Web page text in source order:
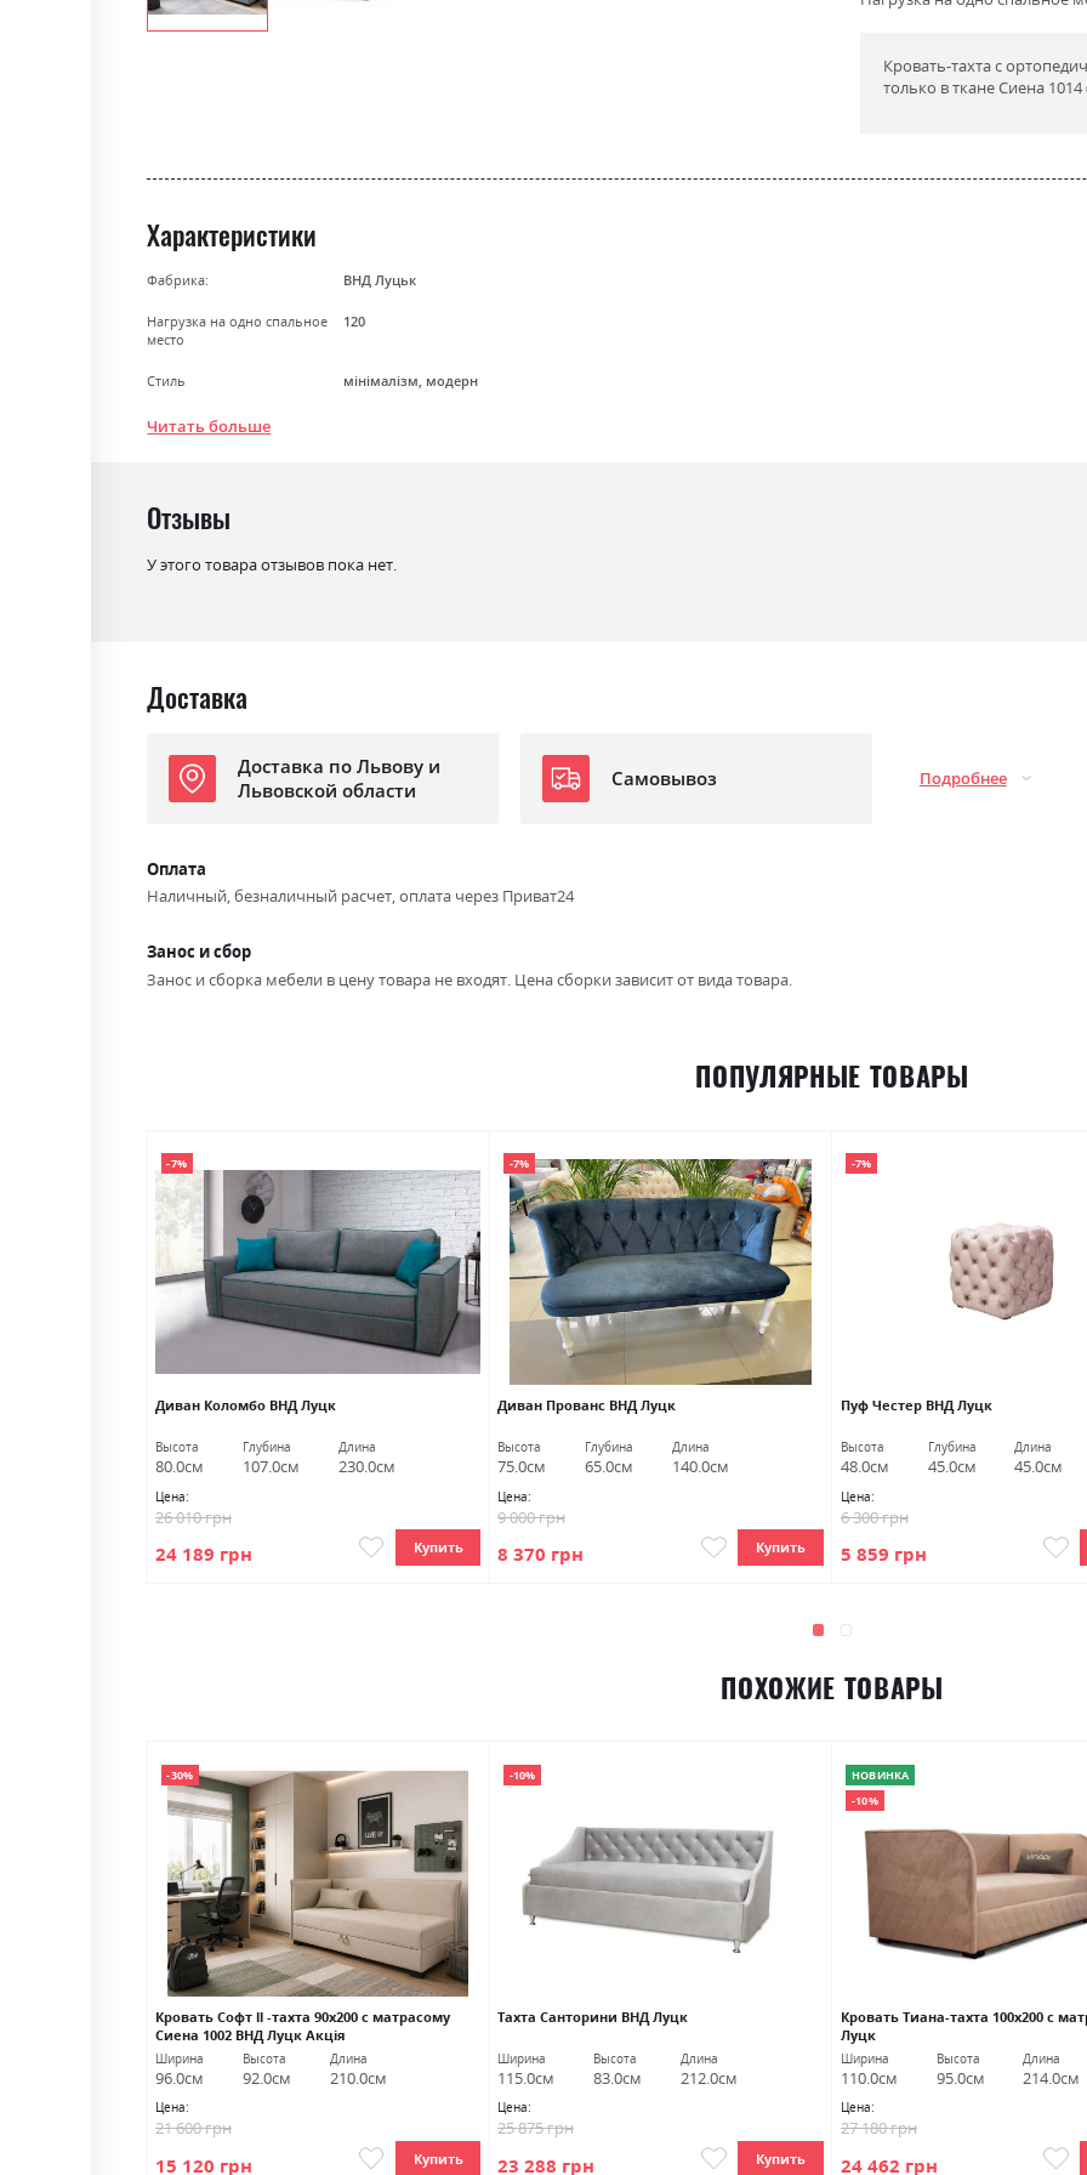
the
gallery
Кровать-тахта с
только в ткане Сиена 1014
Характеристики
Фабрика: ВНД Луцьк
Нагрузка на одно спальное
место
120
Стиль мінімалізм, модерн
Материал
Читать больше
Отзывы
У этого товара отзывов пока нет.
Доставка
Доставка по Львову и
Львовской области
Самовывоз Подробнее
Оплата
Наличный, безналичный расчет, оплата через Приват24
Занос и сбор
Занос и сборка мебели в цену товара не входят. Цена сборки зависит от вида товара.
ПОПУЛЯРНЫЕ ТОВАРЫ
-7%
Диван Коломбо ВНД Луцк
Высота
80.0см
Глубина
107.0см
Длина
230.0см
Цена:
24 189 грн
26 010 грн
Купить
-7%
Диван Прованс ВНД Луцк
Высота
75.0см
Глубина
65.0см
Длина
140.0см
Цена:
8 370 грн
9 000 грн
Купить
-7%
Пуф Честер ВНД Луцк
Высота
48.0см
Глубина
45.0см
Длина
45.0см
Цена:
5 859 грн
6 300 грн
ПОХОЖИЕ ТОВАРЫ
-30%
Кровать Софт ll -тахта 90х200 с матрасому
Сиена 1002 ВНД Луцк Акція
Ширина
96.0см
Высота
92.0см
Длина
210.0см
Цена:
15 120 грн
21 600 грн
Купить
-10%
Тахта Санторини ВНД Луцк
Ширина
115.0см
Высота
83.0см
Длина
212.0см
Цена:
23 288 грн
25 875 грн
Купить
НОВИНКА
-10%
Кровать Тиана-тахта 100х200 с
Луцк
Ширина
110.0см
Высота
95.0см
Длина
214.0см
Цена:
24 462 грн
27 180 грн